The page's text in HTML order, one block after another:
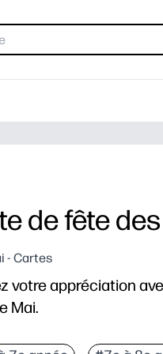
de fête
- Cartes
votre appréciation
Mai.